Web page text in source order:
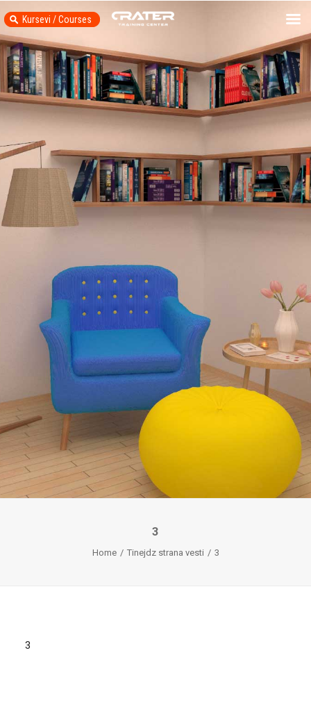
3
Home Tinejdz strana vesti 3
3
Kursevi / Courses